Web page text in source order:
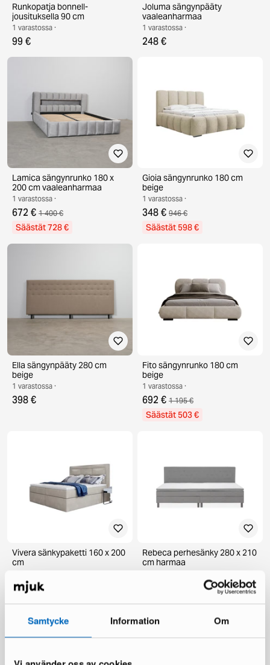
Samtycke Information Om
Runkopatja bonnell-
jousituksella 90 cm
1 varastossa ·
99 €
Joluma sängynpääty
vaaleanharmaa
1 varastossa ·
248 €
Lamica sängynrunko 180 x
200 cm vaaleanharmaa
1 varastossa ·
672 € 1 400 €
Säästät 728 €
Gioia sängynrunko 180 cm
beige
1 varastossa ·
348 € 946 €
Säästät 598 €
Ella sängynpääty 280 cm
beige
1 varastossa ·
398 €
Fito sängynrunko 180 cm
beige
1 varastossa ·
692 € 1 195 €
Säästät 503 €
Vivera sänkypaketti 160 x 200
cm
846 € 1 538 €
Säästät 692 €
Rebeca perhesänky 280 x 210
cm harmaa
Säästät 748 €